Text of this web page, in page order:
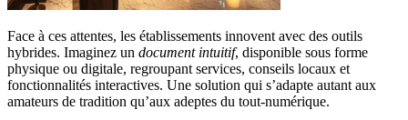
Face à ces attentes, les établissements innovent avec des outils
hybrides. Imaginez un document intuitif, disponible sous forme
physique ou digitale, regroupant services, conseils locaux et
fonctionnalités interactives. Une solution qui s’adapte autant aux
amateurs de tradition qu’aux adeptes du tout-numérique.